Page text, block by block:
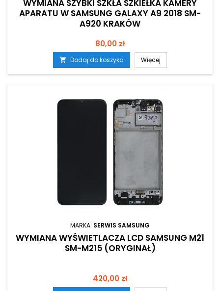
WYMIANA SZYBKI SZKŁA SZKIEŁKA KAMERY
APARATU W SAMSUNG GALAXY A9 2018 SM-
A920 KRAKÓW
Cena
80,00 zł
 Dodaj do koszyka Więcej
MARKA: SERWIS SAMSUNG
WYMIANA WYŚWIETLACZA LCD SAMSUNG M21
SM-M215 (ORYGINAŁ)
Cena
420,00 zł